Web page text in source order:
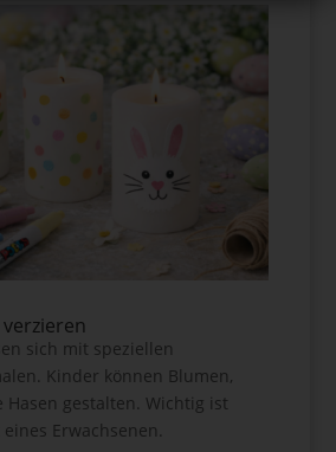
sich mit speziellen
Kinder können Blumen,
Hasen gestalten. Wichtig ist
Erwachsenen.